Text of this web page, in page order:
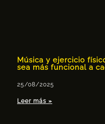
Música y ejercicio
sea más funcional a
25/08/2025
Leer más »